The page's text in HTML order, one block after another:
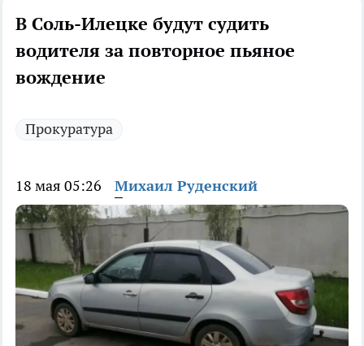
В Соль-Илецке будут судить
водителя за повторное пьяное
вождение
Прокуратура
18 мая 05:26 Михаил Руденский